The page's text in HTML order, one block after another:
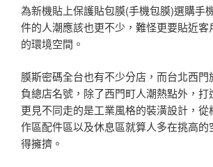
為新機貼上保護貼包膜(手機包膜)選購手
件的人潮應該也更不少，難怪更要貼近客
的環境空間。
膜斯密碼全台也有不少分店，而台北西
負總店名號，除了西門町人潮熱點外，
更見不同走的是工業風格的裝潢設計，
作區配件區以及休息區就算人多在挑高的
得擁擠。